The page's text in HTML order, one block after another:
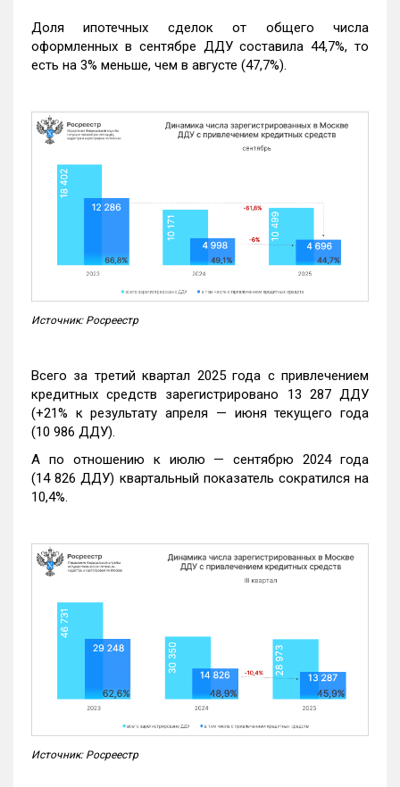
Доля ипотечных сделок от общего числа
оформленных в сентябре ДДУ составила 44,7%, то
есть на 3% меньше, чем в августе (47,7%).
Источник: Росреестр
Всего за третий квартал 2025 года с привлечением
кредитных средств зарегистрировано 13 287 ДДУ
(+21% к результату апреля — июня текущего года
(10 986 ДДУ).
А по отношению к июлю — сентябрю 2024 года
(14 826 ДДУ) квартальный показатель сократился на
10,4%.
Источник: Росреестр